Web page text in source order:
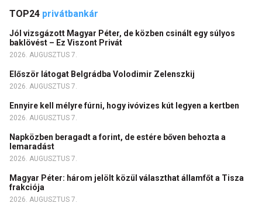
TOP24 privátbankár
Jól vizsgázott Magyar Péter, de közben csinált egy súlyos
baklövést – Ez Viszont Privát
2026. AUGUSZTUS 7.
Először látogat Belgrádba Volodimir Zelenszkij
2026. AUGUSZTUS 7.
Ennyire kell mélyre fúrni, hogy ivóvizes kút legyen a kertben
2026. AUGUSZTUS 7.
Napközben beragadt a forint, de estére bőven behozta a
lemaradást
2026. AUGUSZTUS 7.
Magyar Péter: három jelölt közül választhat államfőt a Tisza
frakciója
2026. AUGUSZTUS 7.